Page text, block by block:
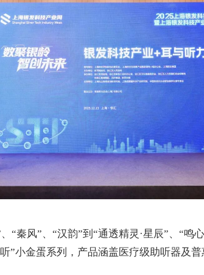
、“秦风”、“汉韵”到“通透精灵 ·星辰”、“鸣
”小金蛋系列，产品涵盖医疗级助听器及